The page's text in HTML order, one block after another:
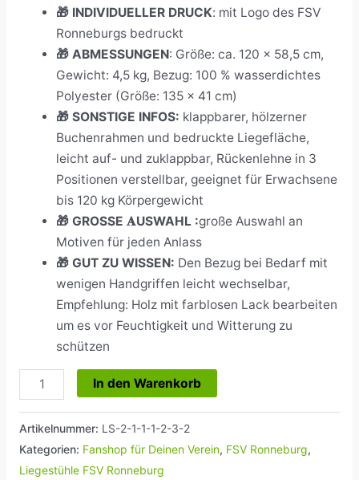
🎁 INDIVIDUELLER DRUCK: mit Logo des FSV
Ronneburgs bedruckt
🎁 ABMESSUNGEN: Größe: ca. 120 x 58,5 cm,
Gewicht: 4,5 kg, Bezug: 100 % wasserdichtes
Polyester (Größe: 135 x 41 cm)
🎁 SONSTIGE INFOS: klappbarer, hölzerner
Buchenrahmen und bedruckte Liegefläche,
leicht auf- und zuklappbar, Rückenlehne in 3
Positionen verstellbar, geeignet für Erwachsene
bis 120 kg Körpergewicht
🎁 GROSSE 𝐀USWAHL :große Auswahl an
Motiven für jeden Anlass
🎁 GUT ZU WISSEN: Den Bezug bei Bedarf mit
wenigen Handgriffen leicht wechselbar,
Empfehlung: Holz mit farblosen Lack bearbeiten
um es vor Feuchtigkeit und Witterung zu
schützen
In den Warenkorb
Artikelnummer: LS-2-1-1-1-2-3-2
Kategorien: Fanshop für Deinen Verein, FSV Ronneburg,
Liegestühle FSV Ronneburg